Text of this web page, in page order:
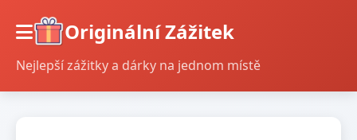
Originální Zážitek
Nejlepší zážitky a dárky na jednom místě